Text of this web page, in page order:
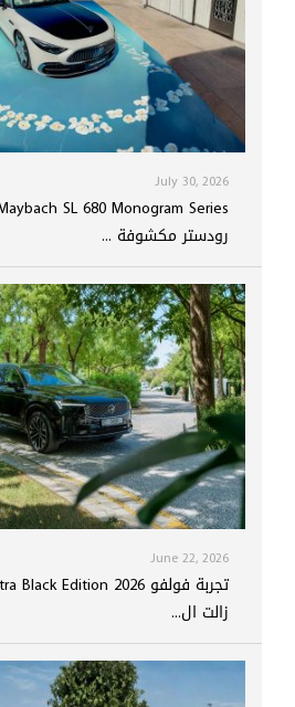
July 30, 2026
رودستر مكشوفة ...
June 22, 2026
زالت ال...